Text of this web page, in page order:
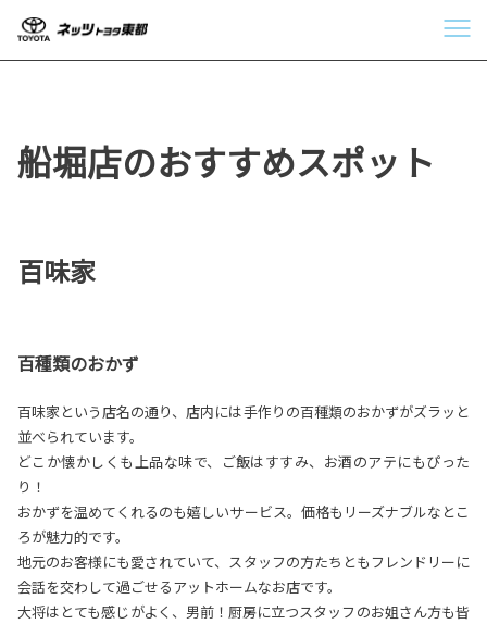
船堀店のおすすめスポット
百味家
百種類のおかず
百味家という店名の通り、店内には手作りの百種類のおかずがズラッと
並べられています。
どこか懐かしくも上品な味で、ご飯はすすみ、お酒のアテにもぴった
り！
おかずを温めてくれるのも嬉しいサービス。価格もリーズナブルなとこ
ろが魅力的です。
地元のお客様にも愛されていて、スタッフの方たちともフレンドリーに
会話を交わして過ごせるアットホームなお店です。
大将はとても感じがよく、男前！厨房に立つスタッフのお姐さん方も皆